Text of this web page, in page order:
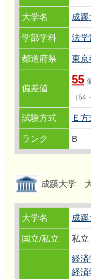
大学名 成
学部学科 法学
都道府県 東京
偏差値
55
（54
試験方式 Ｅ
ランク B
成蹊大学
大学名 成
国立/私立 私立
経済
経済